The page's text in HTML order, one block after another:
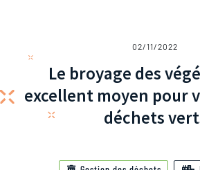
02/11/2022
Le broyage des
excellent moyen pour
déchets